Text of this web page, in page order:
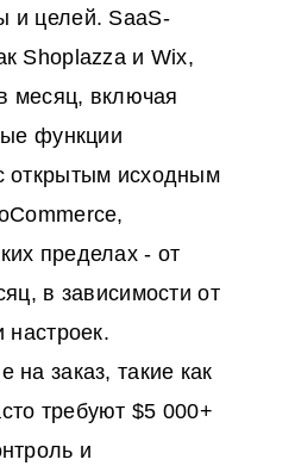
и целей. SaaS-
Shoplazza и Wix,
месяц, включая
функции
открытым исходным
пределах - от
в зависимости от
настроек.
на заказ, такие как
требуют $5 000+
и